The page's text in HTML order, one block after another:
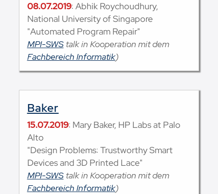
08.07.2019: Abhik Roychoudhury,
National University of Singapore
"Automated Program Repair"
MPI-SWStalk in Kooperation mit dem
Fachbereich Informatik)
Baker
15.07.2019: Mary Baker, HP Labs at Palo
Alto
"Design Problems: Trustworthy Smart
Devices and 3D Printed Lace"
MPI-SWStalk in Kooperation mit dem
Fachbereich Informatik)